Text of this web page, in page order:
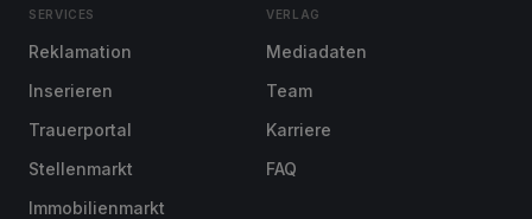
SERVICES
Reklamation
Inserieren
Trauerportal
Stellenmarkt
Immobilienmarkt
VERLAG
Mediadaten
Team
Karriere
FAQ